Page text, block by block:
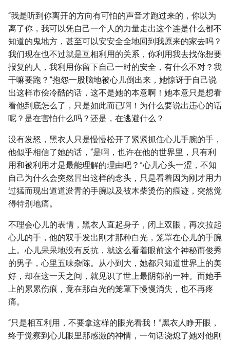
“我是听到你离开的方向有可怕的声音才跑过来的，你以为
离了你，我可以凭自己一个人的力量走出这个连是什么都不
知道的鬼地方，甚至可以安安全全地回到我原来的家去吗？
我们现在也不过就是互相利用的关系，你利用我去找你想要
报复的人，我利用你留下自己一时的安全，有什么不对？我
干嘛要跑？”抱怨一股脑地被心儿倒出来，她惊讶于自己说
出这样市侩冷酷的话，这不是她的本意啊！她本意只是想看
看他到底怎么了，只是如此而已啊！为什么要说出违心的话
呢？是在害怕什么吗？还是，在逃避什么？
没有发怒，黑衣人只是慢慢松开了紧紧抓住心儿手腕的手，
他似乎相信了她的话，“是啊，也许在他的世界里，只有利
用和被利用才是最能理解的理由吧？”心儿心头一涩，不知
自己为什么会突然冒出这样的念头，只是看着因为刚才用力
过猛而现出道道淤青的手腕以及被木柴烫伤的痕迹，突然觉
得特别地痛。
不理会心儿的表情，黑衣人直起身子，闭上双眼，再次拉起
心儿的手，他的双手发出刚才那种白光，笼罩在心儿的手腕
上。心儿呆呆地没有反抗，就这么看着眼前这个神秘而俊秀
的男子，心里五味杂陈。从小到大，她都只知道世界上的美
好，却在这一天之间，就见识了世上最阴郁的一种。而她手
上的累累伤痕，竟在那白光的笼罩下慢慢消失，也不再疼
痛。
“只是相互利用，不要拿这样的眼光看我！”黑衣人睁开眼，
终于觉察到心儿眼里那感激的神情，一句话浇熄了她对他刚